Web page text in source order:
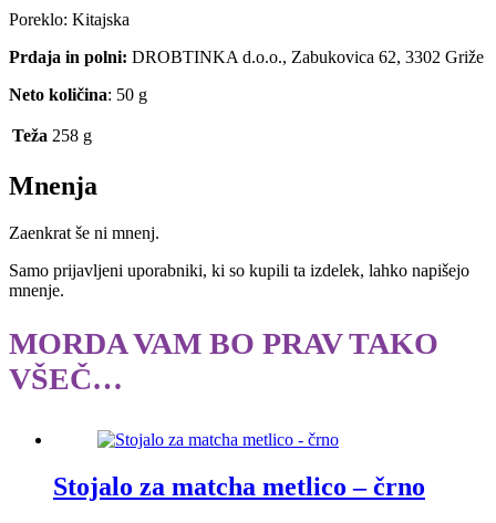
Poreklo: Kitajska
Prdaja in polni: DROBTINKA d.o.o., Zabukovica 62, 3302 Griže
Neto količina: 50 g
Teža 258 g
Mnenja
Zaenkrat še ni mnenj.
Samo prijavljeni uporabniki, ki so kupili ta izdelek, lahko napišejo
mnenje.
MORDA VAM BO PRAV TAKO
VŠEČ…
Stojalo za matcha metlico – črno